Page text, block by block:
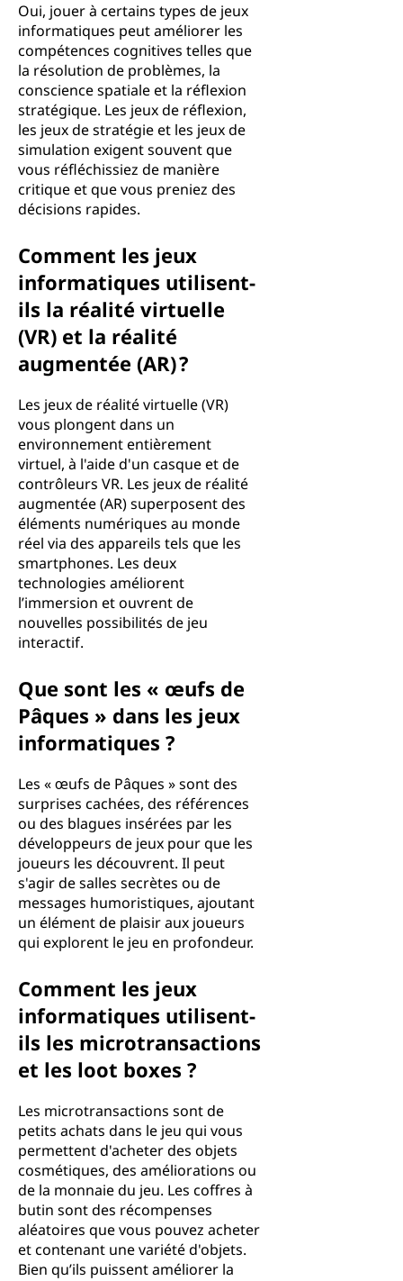
Oui, jouer à certains types de jeux
informatiques peut améliorer les
compétences cognitives telles que
la résolution de problèmes, la
conscience spatiale et la réflexion
stratégique. Les jeux de réflexion,
les jeux de stratégie et les jeux de
simulation exigent souvent que
vous réfléchissiez de manière
critique et que vous preniez des
décisions rapides.
Comment les jeux
informatiques utilisent-
ils la réalité virtuelle
(VR) et la réalité
augmentée (AR) ?
Les jeux de réalité virtuelle (VR)
vous plongent dans un
environnement entièrement
virtuel, à l'aide d'un casque et de
contrôleurs VR. Les jeux de réalité
augmentée (AR) superposent des
éléments numériques au monde
réel via des appareils tels que les
smartphones. Les deux
technologies améliorent
l’immersion et ouvrent de
nouvelles possibilités de jeu
interactif.
Que sont les « œufs de
Pâques » dans les jeux
informatiques ?
Les « œufs de Pâques » sont des
surprises cachées, des références
ou des blagues insérées par les
développeurs de jeux pour que les
joueurs les découvrent. Il peut
s'agir de salles secrètes ou de
messages humoristiques, ajoutant
un élément de plaisir aux joueurs
qui explorent le jeu en profondeur.
Comment les jeux
informatiques utilisent-
ils les microtransactions
et les loot boxes ?
Les microtransactions sont de
petits achats dans le jeu qui vous
permettent d'acheter des objets
cosmétiques, des améliorations ou
de la monnaie du jeu. Les coffres à
butin sont des récompenses
aléatoires que vous pouvez acheter
et contenant une variété d'objets.
Bien qu’ils puissent améliorer la